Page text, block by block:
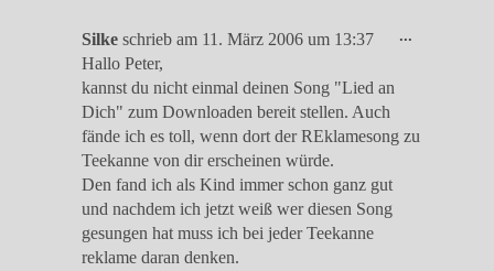
Silkeschrieb am 11. März 2006 um 13:37
Hallo Peter,
kannst du nicht einmal deinen Song "Lied an
Dich" zum Downloaden bereit stellen. Auch
fände ich es toll, wenn dort der REklamesong zu
Teekanne von dir erscheinen würde.
Den fand ich als Kind immer schon ganz gut
und nachdem ich jetzt weiß wer diesen Song
gesungen hat muss ich bei jeder Teekanne
reklame daran denken.
...Diese